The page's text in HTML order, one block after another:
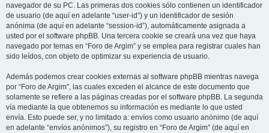
navegador de su PC. Las primeras dos cookies sólo contienen un identificador
de usuario (de aquí en adelante “user-id”) y un identificador de sesión
anónima (de aquí en adelante “session-id”), automáticamente asignada a
usted por el software phpBB. Una tercera cookie se creará una vez que haya
navegado por temas en “Foro de Argim” y se emplea para registrar cuales han
sido leídos, con objeto de optimizar su experiencia de usuario.
Además podemos crear cookies externas al software phpBB mientras navega
por “Foro de Argim”, las cuales exceden el alcance de este documento que
solamente se refiere a las páginas creadas por el software phpBB. La segunda
vía mediante la que obtenemos su información es mediante lo que usted
envía. Esto puede ser, y no limitado a: envíos como usuario anónimo (de aquí
en adelante “envíos anónimos”), su registro en “Foro de Argim” (de aquí en